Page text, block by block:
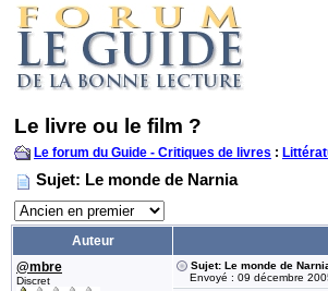
Le livre ou le film ?
Le forum du Guide - Critiques de livres :
Sujet: Le monde de Narnia
Auteur
@mbre
Discret
Sujet: Le monde de
Envoyé : 09 décembre